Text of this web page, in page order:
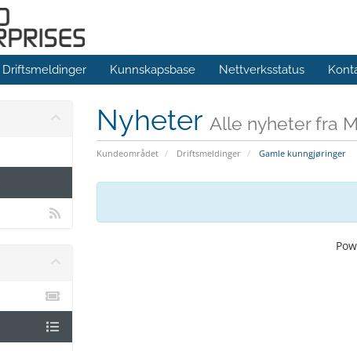
Driftsmeldinger Kunnskapsbase Nettverksstatus
Nyheter Alle nyheter fra
Kundeområdet Driftsmeldinger Gamle kunngjøringer